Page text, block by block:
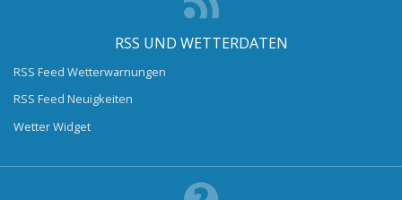
RSS UND WETTERDATEN
RSS Feed Wetterwarnungen
RSS Feed Neuigkeiten
Wetter Widget